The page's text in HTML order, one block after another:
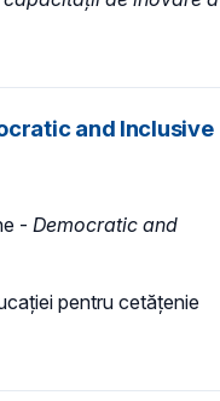
and Inclusive
- Democratic and
pentru cetățenie